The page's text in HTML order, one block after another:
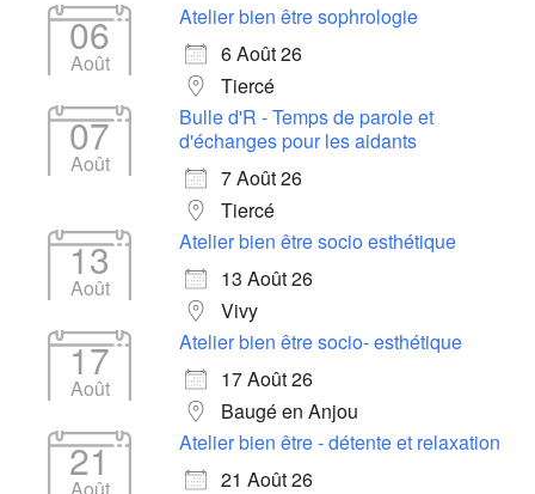
06
Août
Atelier bien être sophrologie
6 Août 26
Tiercé
07
Août
Bulle d'R - Temps de parole et
d'échanges pour les aidants
7 Août 26
Tiercé
13
Août
Atelier bien être socio esthétique
13 Août 26
Vivy
17
Août
Atelier bien être socio- esthétique
17 Août 26
Baugé en Anjou
21
Atelier bien être - détente et relaxation
21 Août 26